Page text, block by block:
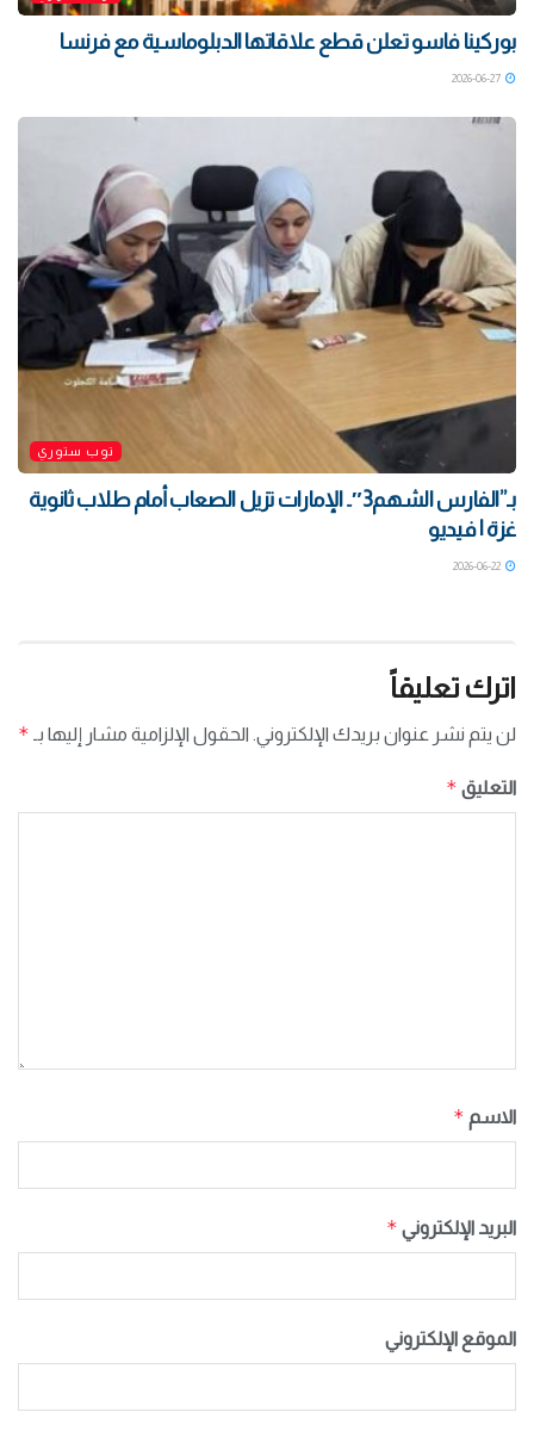
بوركينا فاسو تعلن قطع علاقاتها الدبلوماسية مع فرنسا
توب ستوري
بـ”الفارس الشهم3″.. الإمارات تزيل الصعاب أمام طلاب ثانوية
غزة | فيديو
اترك تعليقاً
لن يتم نشر عنوان بريدك الإلكتروني. الحقول الإلزامية مشار إليها بـ *
التعليق *
الاسم *
البريد الإلكتروني *
الموقع الإلكتروني